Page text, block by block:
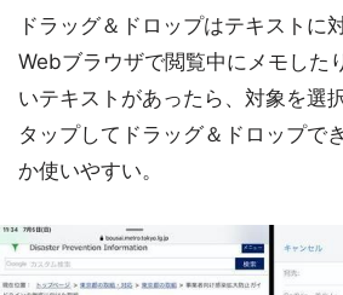
ドラッグ＆ドロップはテキストに
Webブラウザで閲覧中にメモした
いテキストがあったら、対象を選
タップしてドラッグ＆ドロップで
か使いやすい。